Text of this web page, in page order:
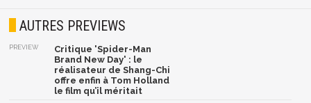
AUTRES PREVIEWS
PREVIEW
Critique 'Spider-Man
Brand New Day' : le
réalisateur de Shang-Chi
offre enfin à Tom Holland
le film qu’il méritait